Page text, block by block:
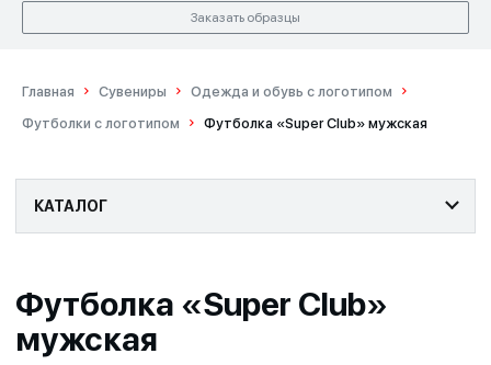
Заказать образцы
Главная Сувениры
Одежда и обувь с логотипом
Футболки с логотипом
Футболка «Super Club» мужская
КАТАЛОГ
Футболка «Super Club»
мужская